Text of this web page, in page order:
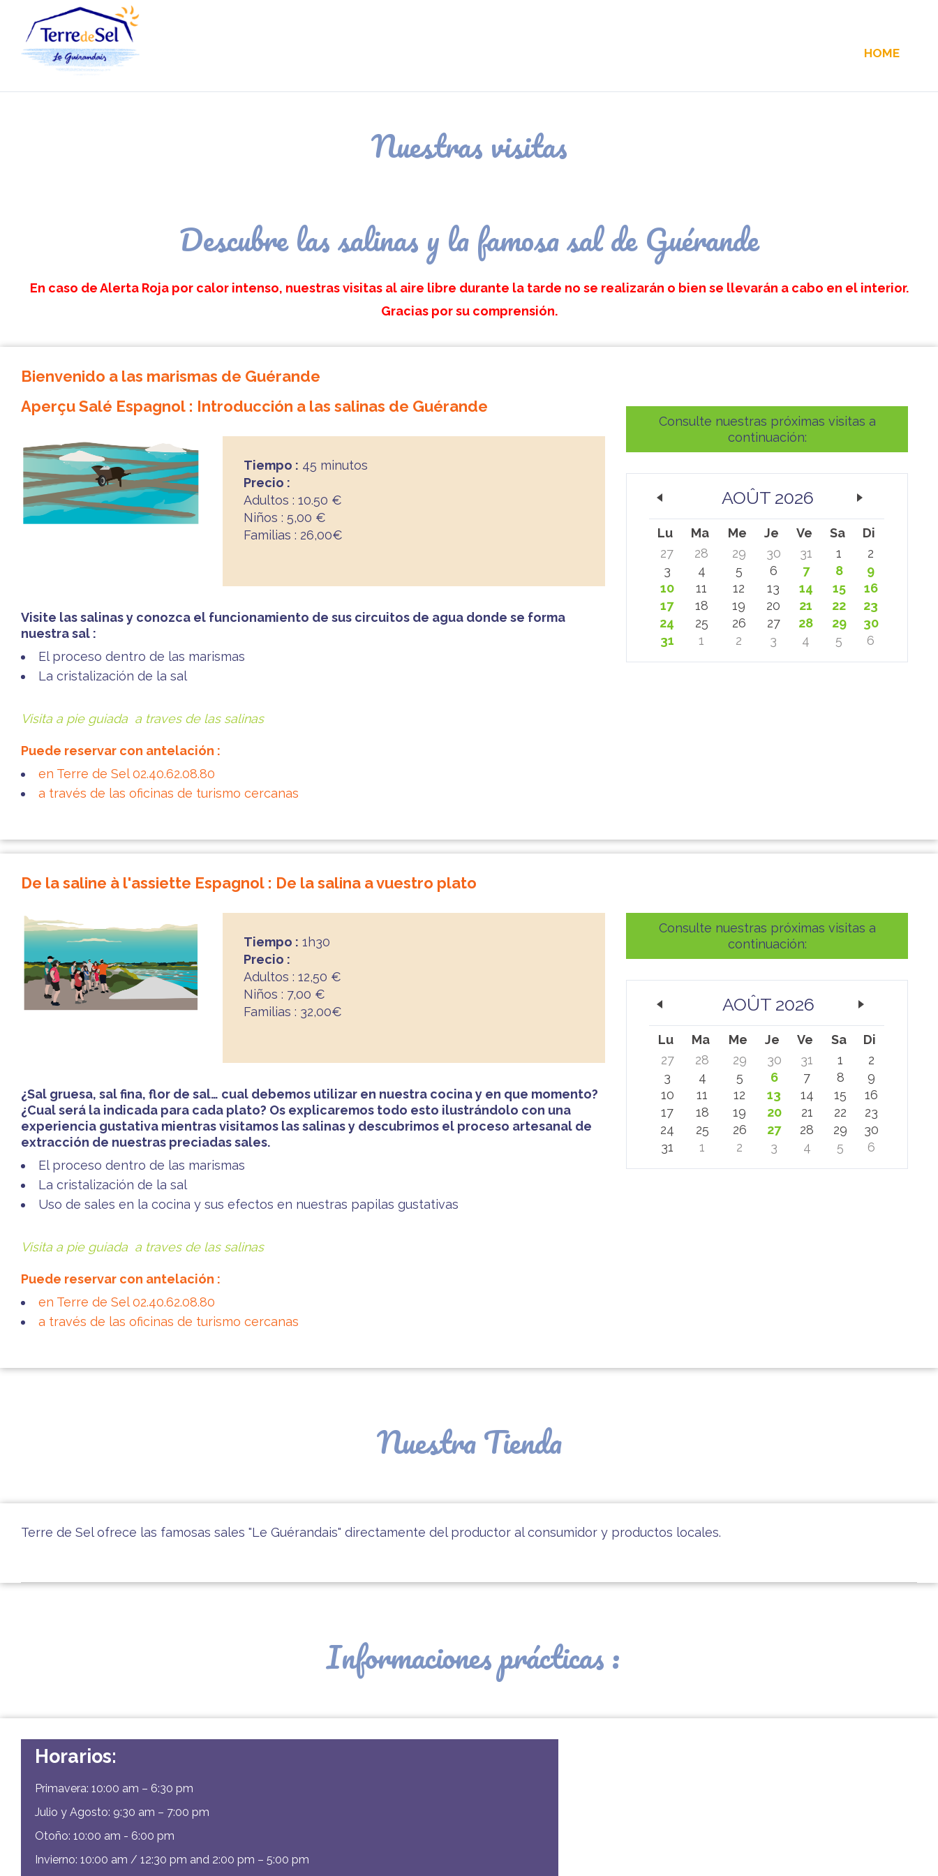
HOME
Nuestras visitas
Descubre las salinas y la famosa sal de Guérande
En caso de Alerta Roja por calor intenso, nuestras visitas al aire libre durante la tarde no se realizarán o bien se llevarán a cabo en el interior.
Gracias por su comprensión.
Bienvenido a las marismas de Guérande
Aperçu Salé Espagnol : Introducción a las salinas de Guérande
Tiempo : 45 minutos
Precio :
Adultos : 10.50 €
Niños : 5,00 €
Familias : 26,00€
Visite las salinas y conozca el funcionamiento de sus circuitos de agua donde se forma
nuestra sal :
El proceso dentro de las marismas
La cristalización de la sal
Visita a pie guiada a traves de las salinas
Puede reservar con antelación :
en Terre de Sel 02.40.62.08.80
a través de las oficinas de turismo cercanas
Consulte nuestras próximas visitas a
continuación:
AOÛT 2026
Lu Ma Me Je Ve Sa
Di
27
28 29 30 31 1
2
3
4 5 6 7 8
9
10
11 12 13 14 15
16
17
18 19 20 21 22
23
24
25 26 27 28 29
30
31
1 2 3 4 5 6
De la saline à l'assiette Espagnol : De la salina a vuestro plato
Tiempo : 1h30
Precio :
Adultos : 12,50 €
Niños : 7,00 €
Familias : 32,00€
¿Sal gruesa, sal fina, flor de sal… cual debemos utilizar en nuestra cocina y en que momento?
¿Cual será la indicada para cada plato? Os explicaremos todo esto ilustrándolo con una
experiencia gustativa mientras visitamos las salinas y descubrimos el proceso artesanal de
extracción de nuestras preciadas sales.
El proceso dentro de las marismas
La cristalización de la sal
Uso de sales en la cocina y sus efectos en nuestras papilas gustativas
Visita a pie guiada a traves de las salinas
Puede reservar con antelación :
en Terre de Sel 02.40.62.08.80
a través de las oficinas de turismo cercanas
Consulte nuestras próximas visitas a
continuación:
AOÛT 2026
Lu Ma Me Je Ve Sa
Di
27
28 29 30 31 1
2
3
4 5 6 7 8
9
10
11 12 13 14 15
16
17
18 19 20 21 22
23
24
25 26 27 28 29
30
31
1 2 3 4 5 6
Nuestra Tienda
Terre de Sel ofrece las famosas sales "Le Guérandais" directamente del productor al consumidor y productos locales.
Informaciones prácticas :
Horarios:
Primavera: 10:00 am – 6:30 pm
Julio y Agosto: 9:30 am – 7:00 pm
Otoño: 10:00 am - 6:00 pm
Invierno: 10:00 am / 12:30 pm and 2:00 pm – 5:00 pm
Panel de gestión de cookies